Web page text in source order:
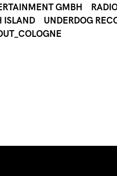
GMBH
ISLAND UNDERDOG